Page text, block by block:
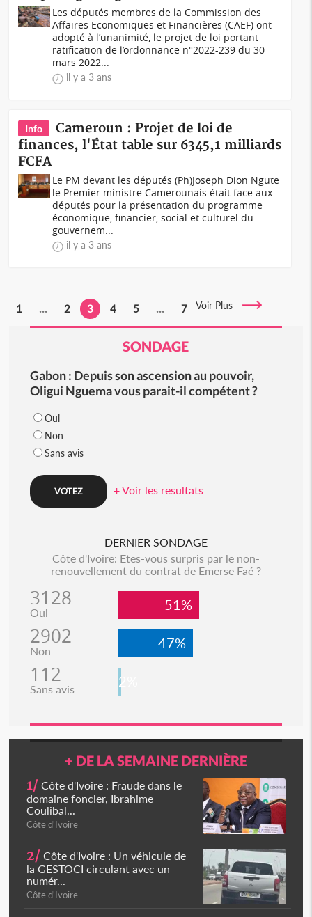
Les députés membres de la Commission des
Affaires Economiques et Financières (CAEF) ont
adopté à l’unanimité, le projet de loi portant
ratification de l’ordonnance n°2022-239 du 30
mars 2022...
il y a 3 ans
Info
Cameroun : Projet de loi de
finances, l'État table sur 6345,1 milliards
FCFA
Le PM devant les députés (Ph)Joseph Dion Ngute
le Premier ministre Camerounais était face aux
députés pour la présentation du programme
économique, financier, social et culturel du
gouvernem...
il y a 3 ans
1 ... 2 3 4 5 ... 7 Voir Plus
SONDAGE
Gabon : Depuis son ascension au pouvoir,
Oligui Nguema vous parait-il compétent ?
Oui
Non
Sans avis
+ Voir les resultats
DERNIER SONDAGE
Côte d'Ivoire: Etes-vous surpris par le non-
renouvellement du contrat de Emerse Faé ?
3128
Oui 51%
2902
Non 47%
112
Sans avis 2%
+ DE LA SEMAINE DERNIÈRE
1/ Côte d'Ivoire : Fraude dans le
domaine foncier, Ibrahime
Coulibal...
Côte d'Ivoire
2/ Côte d'Ivoire : Un véhicule de
la GESTOCI circulant avec un
numér...
Côte d'Ivoire